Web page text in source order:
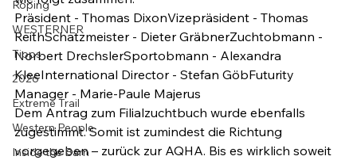
Roping
WESTERNER
Tipps
2026
Extreme Trail
Western People
Inside the Barn
Präsident - Thomas DixonVizepräsident - Thomas
ReithSchatzmeister - Dieter GräbnerZuchtobmann -
Norbert DrechslerSportobmann - Alexandra
KleeInternational Director - Stefan GöbFuturity
Manager - Marie-Paule Majerus
Dem Antrag zum Filialzuchtbuch wurde ebenfalls
zugestimmt. Somit ist zumindest die Richtung
vorgegeben – zurück zur AQHA. Bis es wirklich soweit